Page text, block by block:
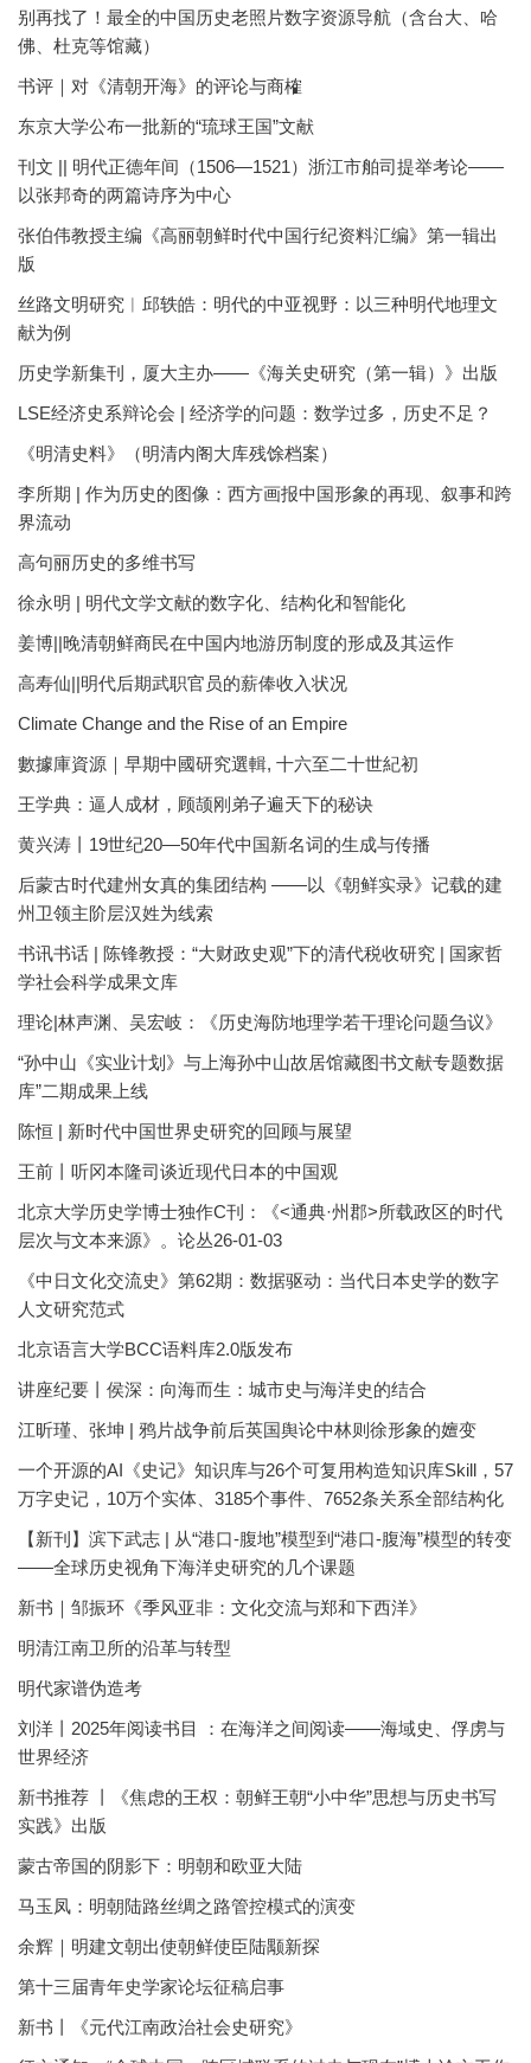
别再找了！最全的中国历史老照片数字资源导航（含台大、哈
佛、杜克等馆藏）
书评｜对《清朝开海》的评论与商榷
东京大学公布一批新的“琉球王国”文献
刊文 || 明代正德年间（1506—1521）浙江市舶司提举考论——
以张邦奇的两篇诗序为中心
张伯伟教授主编《高丽朝鲜时代中国行纪资料汇编》第一辑出
版
丝路文明研究︱邱轶皓：明代的中亚视野：以三种明代地理文
献为例
历史学新集刊，厦大主办——《海关史研究（第一辑）》出版
LSE经济史系辩论会 | 经济学的问题：数学过多，历史不足？
《明清史料》（明清内阁大库残馀档案）
李所期 | 作为历史的图像：西方画报中国形象的再现、叙事和跨
界流动
高句丽历史的多维书写
徐永明 | 明代文学文献的数字化、结构化和智能化
姜博||晚清朝鲜商民在中国内地游历制度的形成及其运作
高寿仙||明代后期武职官员的薪俸收入状况
Climate Change and the Rise of an Empire
數據庫資源｜早期中國研究選輯, 十六至二十世紀初
王学典：逼人成材，顾颉刚弟子遍天下的秘诀
黄兴涛丨19世纪20—50年代中国新名词的生成与传播
后蒙古时代建州女真的集团结构 ——以《朝鲜实录》记载的建
州卫领主阶层汉姓为线索
书讯书话 | 陈锋教授：“大财政史观”下的清代税收研究 | 国家哲
学社会科学成果文库
理论|林声渊、吴宏岐：《历史海防地理学若干理论问题刍议》
“孙中山《实业计划》与上海孙中山故居馆藏图书文献专题数据
库”二期成果上线
陈恒 | 新时代中国世界史研究的回顾与展望
王前丨听冈本隆司谈近现代日本的中国观
北京大学历史学博士独作C刊：《<通典·州郡>所载政区的时代
层次与文本来源》。论丛26-01-03
《中日文化交流史》第62期：数据驱动：当代日本史学的数字
人文研究范式
北京语言大学BCC语料库2.0版发布
讲座纪要丨侯深：向海而生：城市史与海洋史的结合
江昕瑾、张坤 | 鸦片战争前后英国舆论中林则徐形象的嬗变
一个开源的AI《史记》知识库与26个可复用构造知识库Skill，57
万字史记，10万个实体、3185个事件、7652条关系全部结构化
【新刊】滨下武志 | 从“港口-腹地”模型到“港口-腹海”模型的转变
——全球历史视角下海洋史研究的几个课题
新书｜邹振环《季风亚非：文化交流与郑和下西洋》
明清江南卫所的沿革与转型
明代家谱伪造考
刘洋丨2025年阅读书目 ：在海洋之间阅读——海域史、俘虏与
世界经济
新书推荐 丨《焦虑的王权：朝鲜王朝“小中华”思想与历史书写
实践》出版
蒙古帝国的阴影下：明朝和欧亚大陆
马玉凤：明朝陆路丝绸之路管控模式的演变
余辉｜明建文朝出使朝鲜使臣陆颙新探
第十三届青年史学家论坛征稿启事
新书丨《元代江南政治社会史研究》